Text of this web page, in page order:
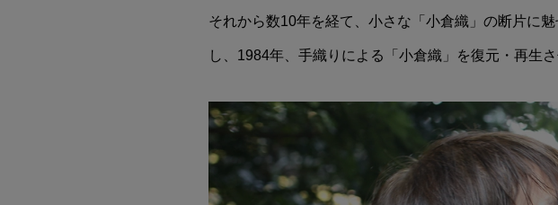
それから数10年を経て、小さな「小倉織」の断片に
し、1984年、手織りによる「小倉織」を復元・再生さ